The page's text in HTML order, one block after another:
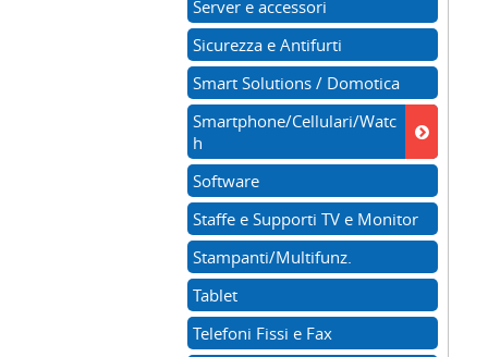
Server e accessori
Sicurezza e Antifurti
Smart Solutions / Domotica
Smartphone/Cellulari/Watc
h
Software
Staffe e Supporti TV e Monitor
Stampanti/Multifunz.
Tablet
Telefoni Fissi e Fax